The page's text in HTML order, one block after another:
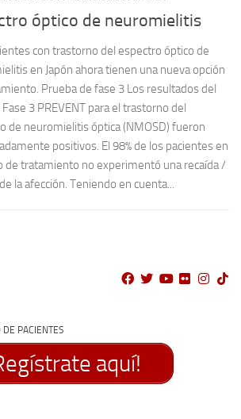
óptico de neuromielitis
con trastorno del espectro óptico de
en Japón ahora tienen una nueva opción
Prueba de fase 3 Los resultados del
3 PREVENT para el trastorno del
de neuromielitis óptica (NMOSD) fueron
positivos. El 98% de los pacientes en
de tratamiento no experimentó una recaída /
la afección. Teniendo en cuenta...
DE PACIENTES
aquí!